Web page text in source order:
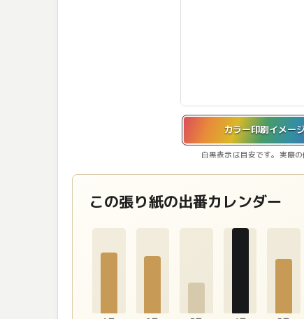
カラー印刷イメー
白黒表示は目安です。実際
カラー印刷イメージを表示しています。
この張り紙の出番カレンダー